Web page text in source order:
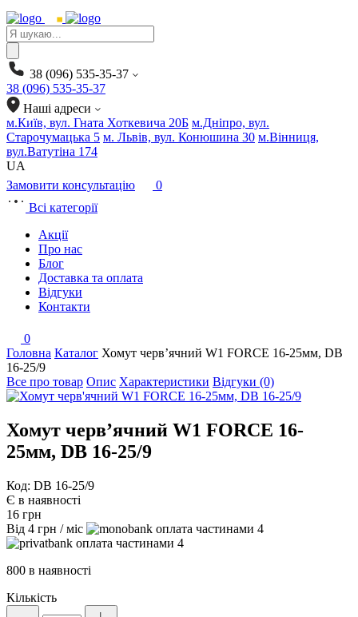
Products
search
38 (096) 535-35-37
38 (096) 535-35-37
Наші адреси
м.Київ, вул. Гната Хоткевича 20Б м.Дніпро, вул.
Старочумацька 5 м. Львів, вул. Конюшина 30 м.Вінниця,
вул.Ватутіна 174
UA
Замовити консультацію
0
Всі категорії
Акції
Про нас
Блог
Доставка та оплата
Відгуки
Контакти
0
Головна Каталог Хомут черв’ячний W1 FORCE 16-25мм, DB
16-25/9
Все про товар Опис Характеристики Відгуки (0)
Хомут черв’ячний W1 FORCE 16-
25мм, DB 16-25/9
Код: DB 16-25/9
Є в наявності
16 грн
Від 4 грн / міс
4
4
800 в наявності
Кількість